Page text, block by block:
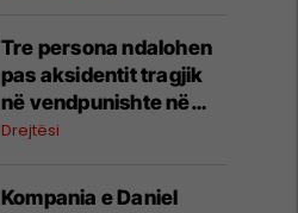
Tre persona ndalohen
pas aksidentit tragjik
në vendpunishte në
Prishtinë, Prokuroria
Drejtësi
Kompania e Daniel